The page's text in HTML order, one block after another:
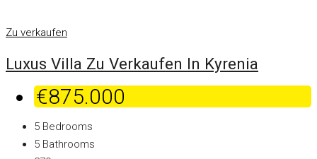
Zu verkaufen
Luxus Villa Zu Verkaufen In Kyrenia
€875.000
5 Bedrooms
5 Bathrooms